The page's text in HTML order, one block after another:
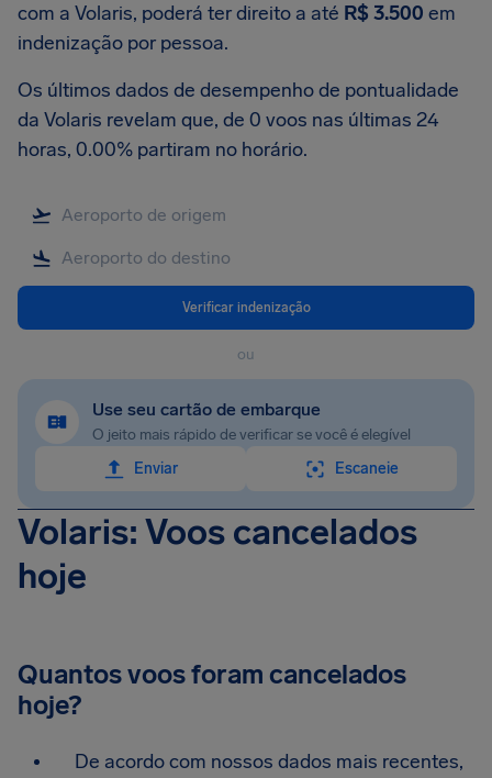
com a Volaris, poderá ter direito a até R$ 3.500 em
indenização por pessoa.
Os últimos dados de desempenho de pontualidade
da Volaris revelam que, de 0 voos nas últimas 24
horas, 0.00% partiram no horário.
Verificar indenização
ou
Use seu cartão de embarque
O jeito mais rápido de verificar se você é elegível
Enviar
Escaneie
Volaris: Voos cancelados
hoje
Quantos voos foram cancelados
hoje?
De acordo com nossos dados mais recentes,